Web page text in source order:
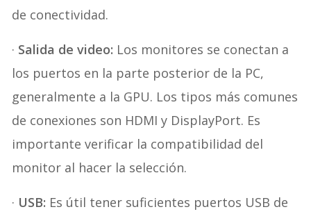
de conectividad.
· Salida de video: Los monitores se conectan a
los puertos en la parte posterior de la PC,
generalmente a la GPU. Los tipos más comunes
de conexiones son HDMI y DisplayPort. Es
importante verificar la compatibilidad del
monitor al hacer la selección.
· USB: Es útil tener suficientes puertos USB de